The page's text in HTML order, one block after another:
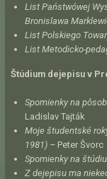
List Państwówej
Bronislawa
List Polskiego
List Metodicko-
Štúdium dejepisu v
Spomienky na
Ladislav Tajták
Moje študentské
1981) – Peter Švorc
Spomienky na
Z dejepisu ma